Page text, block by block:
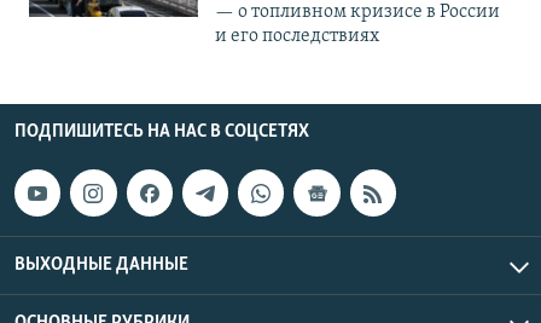
— о топливном кризисе в России
и его последствиях
ПОДПИШИТЕСЬ НА НАС В СОЦСЕТЯХ
ВЫХОДНЫЕ ДАННЫЕ